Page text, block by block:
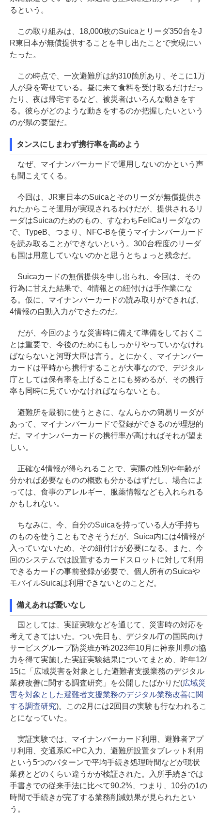
るという。
この取り組みは、18,000枚のSuicaとリーダ350台をJ
R東日本が無償提供することを申し出たことで実現にい
たった。
この時点で、一次避難所は約310箇所あり、そこに1万
人が身を寄せている。昼に来て食料を受け取るだけだっ
たり、夜は帰宅するなど、被災者はいろんな動きをす
る。彼らがどのような動きをするのか把握したいという
のが県の要望だ。
タンスにしまわず携行率を高めよう
なぜ、マイナンバーカードで運用しないのかという声
も聞こえてくる。
今回は、JR東日本のSuicaとそのリーダが無償提供さ
れたからこそ運用が実現されるわけだが、提供されるリ
ーダはSuicaのためのもの、すなわちFeliCaリーダなの
で、TypeB、つまり、NFC-Bを使うマイナンバーカード
を読み取ることができないという。300台程度のリーダ
も国は用意していないのかと思うとちょっと残念だ。
Suicaカードの無償提供を申し出られ、今回は、その
行為に甘えた結果で、4情報との紐付けは手作業にな
る。仮に、マイナンバーカードの読み取りができれば、
4情報の自動入力ができたのだ。
だが、今回のような災害時に備えて準備をしておくこ
とは重要で、今後のためにもしっかりやっていかなけれ
ばならないと河野大臣は言う。とにかく、マイナンバー
カードは平時から携行することが大事なので、デジタル
庁としては保有率を上げることにも努めるが、その携行
率も同時に見ていかなければならないとも。
避難所を最初に使うときに、なんらかの簡易リーダが
あって、マイナンバーカードで登録ができるのが理想的
だ。マイナンバーカードの携行率が高ければそれが望ま
しい。
正確な4情報が得られることで、実際の性別や年齢が
分かれば必要なものの概数も分かるはずだし、場合によ
っては、食事のアレルギー、服薬情報なども入れられる
かもしれない。
ちなみに、今、自分のSuicaを持っている人が手持ち
のものを使うこともできそうだが、Suica内には4情報が
入っていないため、その紐付けが必要になる。また、今
回のシステムでは設置するカードスロットに対して利用
できるカードの事前登録が必要で、個人所有のSuicaや
モバイルSuicaは利用できないとのことだ。
備えあれば憂いなし
国としては、実証実験などを通じて、災害時の対応を
考えてきてはいた。つい先日も、デジタル庁の国民向け
サービスグループ防災班が昨2023年10月に神奈川県の協
力を得て実施した実証実験結果についてまとめ、昨年12/
15に「広域災害を対象とした避難者支援業務のデジタル
業務改善に関する調査研究」を公開したばかりだ(広域災
害を対象とした避難者支援業務のデジタル業務改善に関
する調査研究)。この2月には2回目の実験も行なわれるこ
とになっていた。
実証実験では、マイナンバーカード利用、避難者アプ
リ利用、交通系IC+PC入力、避難所設置タブレット利用
という5つのパターンで平均手続き処理時間などが現状
業務とどのくらい違うかが検証された。入所手続きでは
手書きでの従来手法に比べて90.2%、つまり、10分の1の
時間で手続きが完了する業務削減効果が見られたとい
う。